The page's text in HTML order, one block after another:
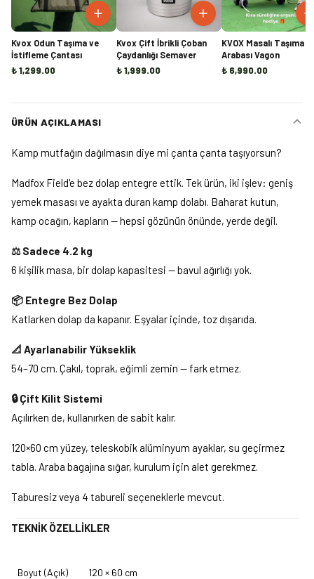
Kvox Odun Taşıma ve
İstifleme Çantası
₺ 1,299.00
Kvox Çift İbrikli Çoban
Çaydanlığı Semaver
₺ 1,999.00
KVOX Masalı Taşıma
Arabası Vagon
₺ 6,990.00
ÜRÜN AÇIKLAMASI
Kamp mutfağın dağılmasın diye mi çanta çanta taşıyorsun?
Madfox Field'e bez dolap entegre ettik. Tek ürün, iki işlev: geniş
yemek masası ve ayakta duran kamp dolabı. Baharat kutun,
kamp ocağın, kapların — hepsi gözünün önünde, yerde değil.
⚖️ Sadece 4.2 kg
6 kişilik masa, bir dolap kapasitesi — bavul ağırlığı yok.
📦 Entegre Bez Dolap
Katlarken dolap da kapanır. Eşyalar içinde, toz dışarıda.
📐 Ayarlanabilir Yükseklik
54–70 cm. Çakıl, toprak, eğimli zemin — fark etmez.
🔒 Çift Kilit Sistemi
Açılırken de, kullanırken de sabit kalır.
120×60 cm yüzey, teleskobik alüminyum ayaklar, su geçirmez
tabla. Araba bagajına sığar, kurulum için alet gerekmez.
Taburesiz veya 4 tabureli seçeneklerle mevcut.
TEKNİK ÖZELLİKLER
Boyut (Açık) 120 × 60 cm